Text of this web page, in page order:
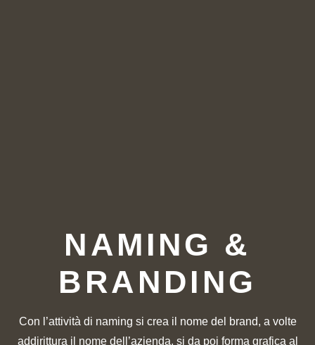
NAMING &
BRANDING
Con l’attività di naming si crea il nome del brand, a volte
addirittura il nome dell’azienda, si da poi forma grafica al